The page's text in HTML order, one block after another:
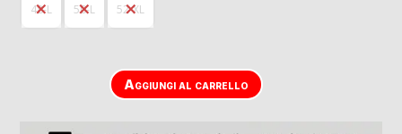
48-L 50-L 52-XL
Aggiungi al carrello